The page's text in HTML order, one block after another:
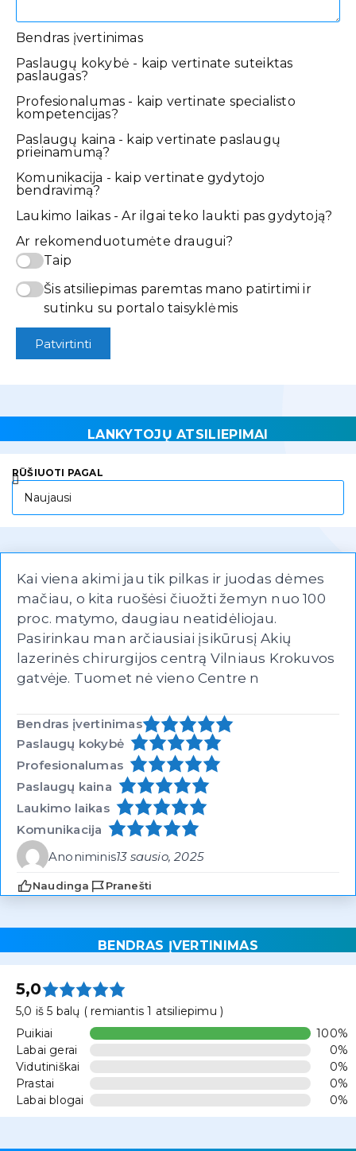
Bendras įvertinimas
Paslaugų kokybė - kaip vertinate suteiktas
paslaugas?
Profesionalumas - kaip vertinate specialisto
kompetencijas?
Paslaugų kaina - kaip vertinate paslaugų
prieinamumą?
Komunikacija - kaip vertinate gydytojo
bendravimą?
Laukimo laikas - Ar ilgai teko laukti pas gydytoją?
Ar rekomenduotumėte draugui?
Taip
Šis atsiliepimas paremtas mano patirtimi ir
sutinku su portalo taisyklėmis
Patvirtinti
LANKYTOJŲ ATSILIEPIMAI
RŪŠIUOTI PAGAL
Kai viena akimi jau tik pilkas ir juodas dėmes
mačiau, o kita ruošėsi čiuožti žemyn nuo 100
proc. matymo, daugiau neatidėliojau.
Pasirinkau man arčiausiai įsikūrusį Akių
lazerinės chirurgijos centrą Vilniaus Krokuvos
gatvėje. Tuomet nė vieno Centre n
Bendras įvertinimas
Paslaugų kokybė
Profesionalumas
Paslaugų kaina
Laukimo laikas
Komunikacija
Anoniminis13 sausio, 2025
Naudinga Pranešti
BENDRAS ĮVERTINIMAS
5,0
5,0 iš 5 balų ( remiantis 1 atsiliepimu )
Puikiai
100%
Labai gerai
0%
Vidutiniškai
0%
Prastai
0%
Labai blogai
0%